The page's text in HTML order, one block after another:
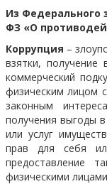
Из Федерального
ФЗ «О
Коррупция –
взятки, получение
коммерческий
физическим лицом
законным
получения выгоды
или услуг
прав для себя
предоставление
физическими